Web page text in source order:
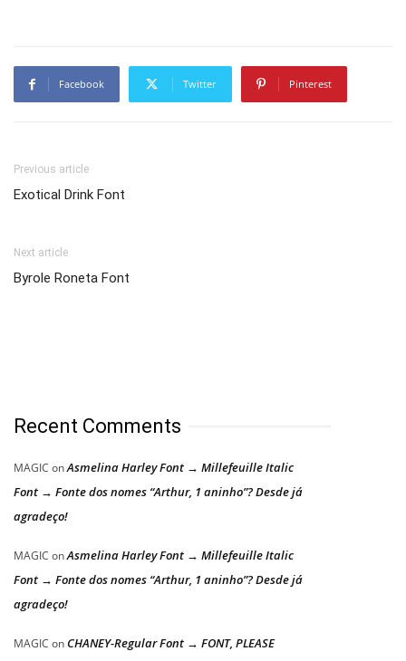
Facebook Twitter Pinterest
Previous article
Exotical Drink Font
Next article
Byrole Roneta Font
Recent Comments
MAGIC onAsmelina Harley Font → Millefeuille Italic
Font → Fonte dos nomes “Arthur, 1 aninho”? Desde já
agradeço!
MAGIC onAsmelina Harley Font → Millefeuille Italic
Font → Fonte dos nomes “Arthur, 1 aninho”? Desde já
agradeço!
MAGIC on CHANEY-Regular Font → FONT, PLEASE